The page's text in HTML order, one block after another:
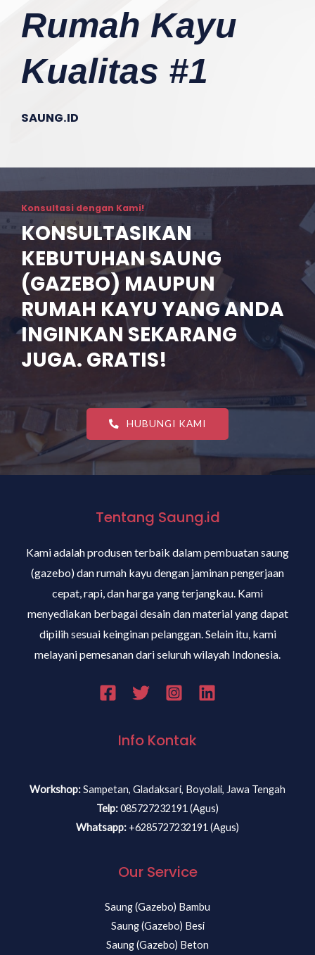
Rumah Kayu
Kualitas #1
SAUNG.ID
Konsultasi dengan Kami!
KONSULTASIKAN
KEBUTUHAN SAUNG
(GAZEBO) MAUPUN
RUMAH KAYU YANG ANDA
INGINKAN SEKARANG
JUGA. GRATIS!
HUBUNGI KAMI
Tentang Saung.id
Kami adalah produsen terbaik dalam pembuatan saung
(gazebo) dan rumah kayu dengan jaminan pengerjaan
cepat, rapi, dan harga yang terjangkau. Kami
menyediakan berbagai desain dan material yang dapat
dipilih sesuai keinginan pelanggan. Selain itu, kami
melayani pemesanan dari seluruh wilayah Indonesia.
Info Kontak
Workshop:Sampetan, Gladaksari, Boyolali, Jawa Tengah
Telp:085727232191 (Agus)
Whatsapp: +6285727232191 (Agus)
Our Service
Saung (Gazebo) Bambu
Saung (Gazebo) Besi
Saung (Gazebo) Beton